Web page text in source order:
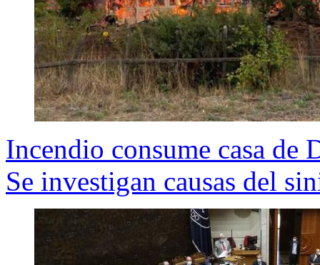
Incendio consume casa de
Se investigan causas del